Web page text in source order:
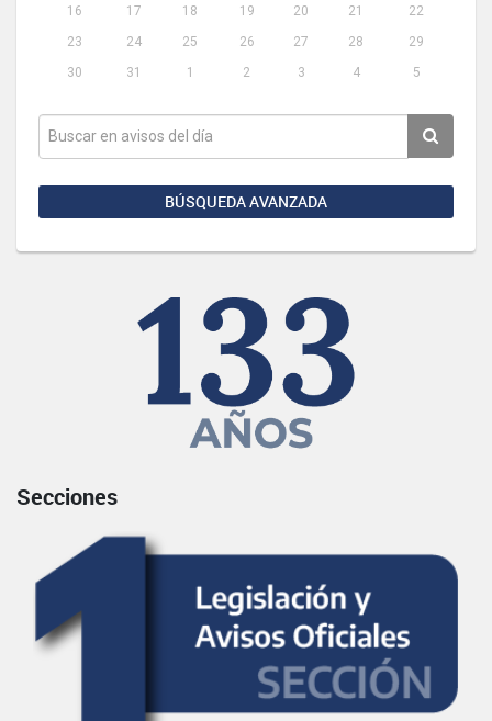
16
17 18 19 20 21
22
23
24 25 26 27 28
29
30
31 1 2 3 4 5
BÚSQUEDA AVANZADA
Secciones